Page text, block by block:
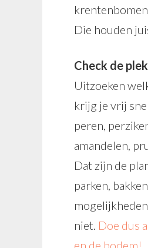
Die houden
Check de plek
Uitzoeken
krijg je vrij
peren,
amandelen,
Dat zijn de
parken,
niet. Doe dus
en de bodem!